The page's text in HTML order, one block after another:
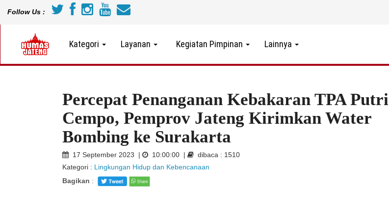
Follow Us :
Kategori Layanan Kegiatan Pimpinan Lainnya
Percepat Penanganan Kebakaran TPA Putri
Cempo, Pemprov Jateng Kirimkan Water
Bombing ke Surakarta
17 September 2023 | 10:00:00 |
dibaca : 1510
Kategori : Lingkungan Hidup dan Kebencanaan
Bagikan :